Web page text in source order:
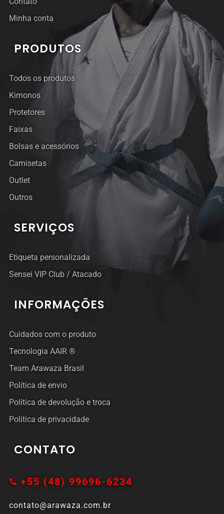
Minha conta
PRODUTOS
Todos os produtos
Kimonos
Protetores
Faixas
Bolsas e acessórios
Camisetas
Outlet
Outros
SERVIÇOS
Etiqueta personalizada
Sensei VIP Club / Atacado
INFORMAÇÕES
Cuidados com o produto
Tecnologia AAIR ®
Team Arawaza Brasil
Política de envio
Política de devolução e troca
Política de privacidade
CONTATO
+55 (48) 99696-6234
contato@arawaza.com.br